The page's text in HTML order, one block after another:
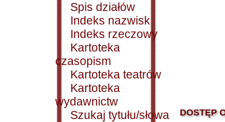
Spis działów
Indeks nazwisk
Indeks rzeczowy
Kartoteka
czasopism
Kartoteka teatrów
Kartoteka
wydawnictw
Szukaj tytułu/słowa
DOSTĘP